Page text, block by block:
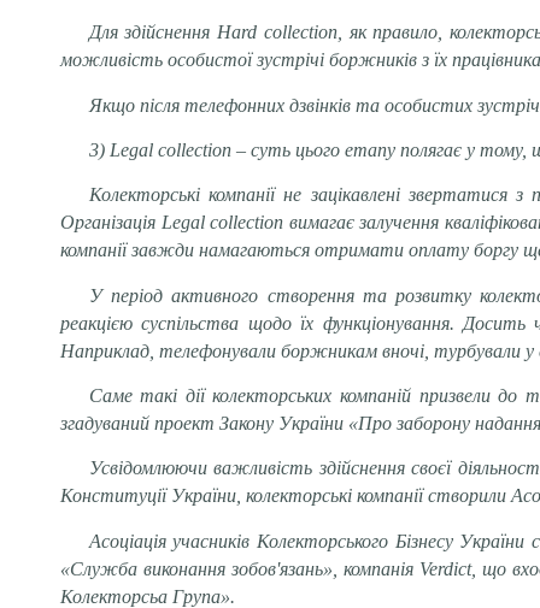
Для здійснення Hard collection, як правило,
можливість особистої зустрічі боржників з їх
Якщо після телефонних дзвінків та особистих
3) Legal collection – суть цього етапу полягає у тому,
Колекторські компанії не зацікавлені
Організація Legal collection вимагає залучення
компанії завжди намагаються отримати оплату боргу
У період активного створення та розвитку
реакцією суспільства щодо їх функціонування.
Наприклад, телефонували боржникам вночі, турбували
Саме такі дії колекторських компаній призвели
згадуваний проект Закону України «Про заборону
Усвідомлюючи важливість здійснення своєї
Конституції України, колекторські компанії створили
Асоціація учасників Колекторського Бізнесу
«Служба виконання зобов'язань», компанія Verdict, що
Колекторсьа Група».